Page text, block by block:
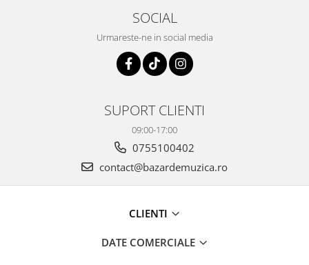
SOCIAL
Urmareste-ne in social media
SUPORT CLIENTI
09:00-17:00
0755100402
contact@bazardemuzica.ro
CLIENTI
DATE COMERCIALE